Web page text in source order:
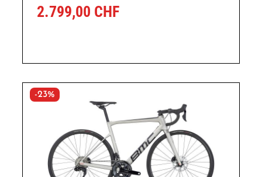
2.799,00 CHF
-23%